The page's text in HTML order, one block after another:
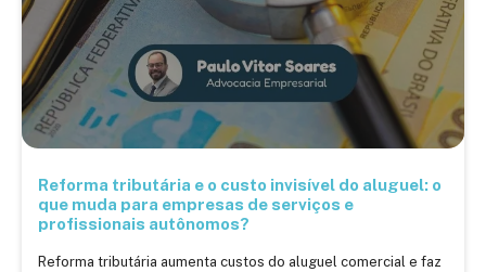
Reforma tributária e o custo invisível do aluguel: o
que muda para empresas de serviços e
profissionais autônomos?
Reforma tributária aumenta custos do aluguel comercial e faz